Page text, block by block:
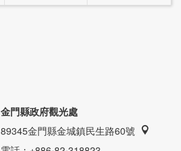
金門縣政府觀光處
89345金門縣金城鎮民生路60號